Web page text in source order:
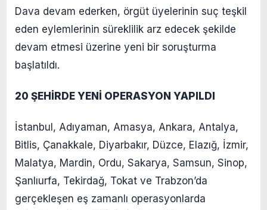
Dava devam ederken, örgüt üyelerinin suç teşkil
eden eylemlerinin süreklilik arz edecek şekilde
devam etmesi üzerine yeni bir soruşturma
başlatıldı.
20 ŞEHİRDE YENİ OPERASYON YAPILDI
İstanbul, Adıyaman, Amasya, Ankara, Antalya,
Bitlis, Çanakkale, Diyarbakır, Düzce, Elazığ, İzmir,
Malatya, Mardin, Ordu, Sakarya, Samsun, Sinop,
Şanlıurfa, Tekirdağ, Tokat ve Trabzon’da
gerçekleşen eş zamanlı operasyonlarda